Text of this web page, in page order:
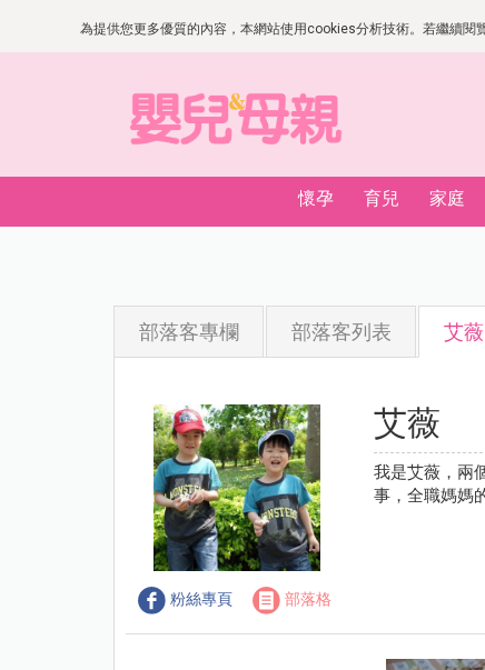
為提供您更多優質的內容，本網站使用cookies分析技術。若繼續
懷孕 育兒 家庭
部落客專欄 部落客列表 艾薇
粉絲專頁 部落格
艾薇
我是艾薇，兩
事，全職媽媽